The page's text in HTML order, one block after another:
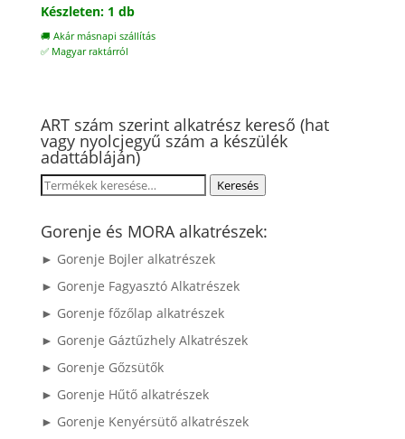
Készleten: 1 db
🚚 Akár másnapi szállítás
✅ Magyar raktárról
ART szám szerint alkatrész kereső (hat
vagy nyolcjegyű szám a készülék
adattábláján)
Keresés
következőre:
Keresés
Gorenje és MORA alkatrészek:
► Gorenje Bojler alkatrészek
► Gorenje Fagyasztó Alkatrészek
► Gorenje főzőlap alkatrészek
► Gorenje Gáztűzhely Alkatrészek
► Gorenje Gőzsütők
► Gorenje Hűtő alkatrészek
► Gorenje Kenyérsütő alkatrészek